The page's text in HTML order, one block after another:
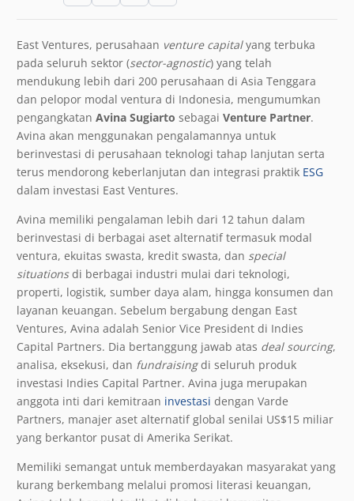
East Ventures, perusahaan venture capitalyang terbuka
pada seluruh sektor (sector-agnostic) yang telah
mendukung lebih dari 200 perusahaan di Asia Tenggara
dan pelopor modal ventura di Indonesia, mengumumkan
pengangkatan Avina Sugiarto sebagai Venture Partner.
Avina akan menggunakan pengalamannya untuk
berinvestasi di perusahaan teknologi tahap lanjutan serta
terus mendorong keberlanjutan dan integrasi praktik ESG
dalam investasi East Ventures.
Avina memiliki pengalaman lebih dari 12 tahun dalam
berinvestasi di berbagai aset alternatif termasuk modal
ventura, ekuitas swasta, kredit swasta, dan special
situationsdi berbagai industri mulai dari teknologi,
properti, logistik, sumber daya alam, hingga konsumen dan
layanan keuangan. Sebelum bergabung dengan East
Ventures, Avina adalah Senior Vice President di Indies
Capital Partners. Dia bertanggung jawab atas deal sourcing,
analisa, eksekusi, dan fundraisingdi seluruh produk
investasi Indies Capital Partner. Avina juga merupakan
anggota inti dari kemitraan investasi dengan Varde
Partners, manajer aset alternatif global senilai US$15 miliar
yang berkantor pusat di Amerika Serikat.
Memiliki semangat untuk memberdayakan masyarakat yang
kurang berkembang melalui promosi literasi keuangan,